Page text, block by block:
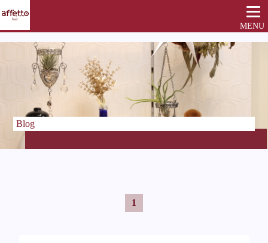
MENU
Blog
1